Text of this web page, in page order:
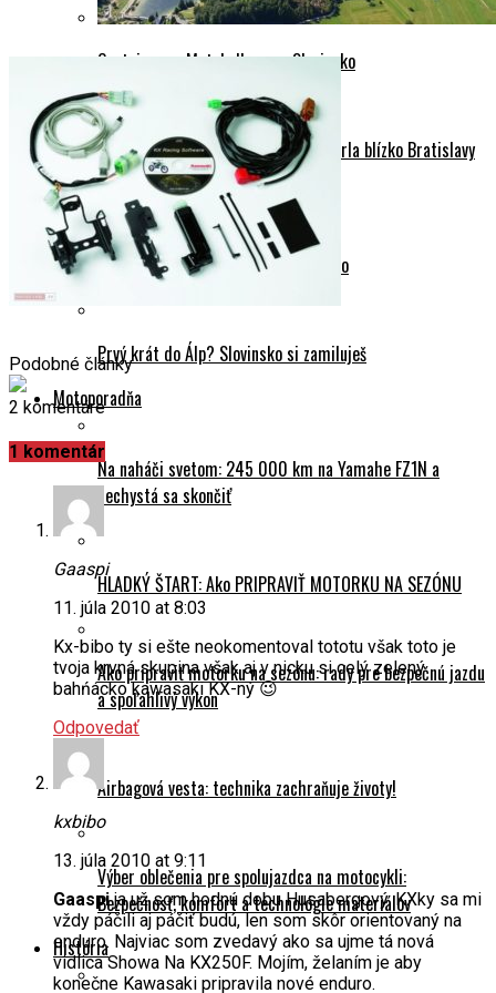
Cestujeme s Motobulharom: Slovinsko
Rakúsko s Motobulharom: Zelená perla blízko Bratislavy
– Grüner See
Cestujeme s Motobulharom: Rakúsko
Prvý krát do Álp? Slovinsko si zamiluješ
Motoporadňa
Na naháči svetom: 245 000 km na Yamahe FZ1N a
nechystá sa skončiť
HLADKÝ ŠTART: Ako PRIPRAVIŤ MOTORKU NA SEZÓNU
Ako pripraviť motorku na sezónu: rady pre bezpečnú jazdu
a spoľahlivý výkon
Airbagová vesta: technika zachraňuje životy!
Výber oblečenia pre spolujazdca na motocykli:
Bezpečnosť, komfort a technológie materiálov
História
Podobné články
2 komentáre
1 komentár
Gaaspi
11. júla 2010 at 8:03
Kx-bibo ty si ešte neokomentoval tototu však toto je
tvoja krvná skupina však aj v nicku si celý zelený
bahńácko kawasaki KX-ný 😉
Odpovedať
kxbibo
13. júla 2010 at 9:11
Gaaspija už som hodnú dobu Husabergový. KXky sa mi
vždy páčili aj páčiť budú, len som skôr orientovaný na
enduro. Najviac som zvedavý ako sa ujme tá nová
vidlica Showa Na KX250F. Mojím, želaním je aby
konečne Kawasaki pripravila nové enduro.